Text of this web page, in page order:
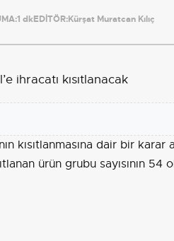
1 dkEDİTÖR:Kürşat Muratcan Kılıç
kısıtlanmasına dair bir karar
ürün grubu sayısının 54